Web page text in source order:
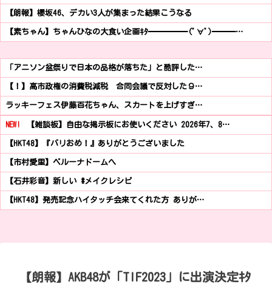
【朗報】櫻坂46、デカい3人が集まった結果こうなる
【素ちゃん】ちゃんひなの大食い企画ｷﾀ━━━━━(ﾟ∀ﾟ)━━━…
「アニソン盆祭りで日本の品格が落ちた」と酷評した…
【！】高市政権の消費税減税 合同会議で反対した９…
ラッキーフェス伊藤百花ちゃん、スカートを上げすぎ…
NEW! 【雑談板】自由な掲示板にお使いください 2026年7、8…
【HKT48】『バリおめ！』ありがとうございました
【市村愛里】ベルーナドームへ
【石井彩音】新しい #メイクレシピ
【HKT48】発売記念ハイタッチ会来てくれた方 ありが…
【朗報】AKB48が「TIF2023」に出演決定ｷﾀ